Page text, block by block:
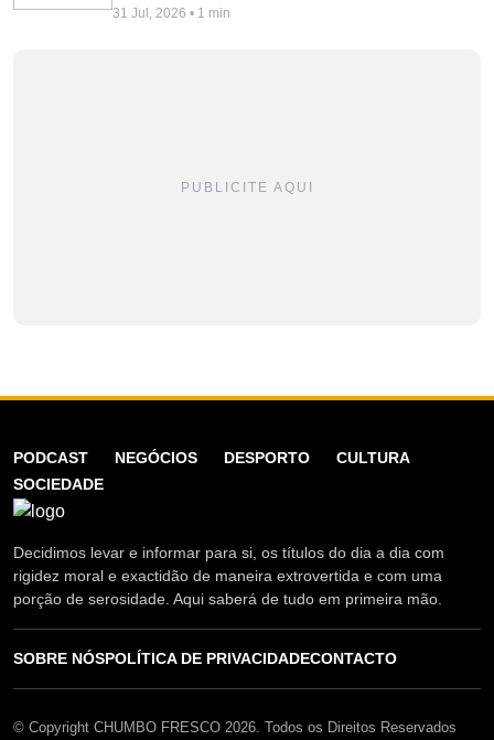
31 Jul, 2026 • 1 min
PUBLICITE AQUI
PODCAST NEGÓCIOS DESPORTO
CULTURA
SOCIEDADE
Decidimos levar e informar para si, os títulos do dia a dia com
rigidez moral e exactidão de maneira extrovertida e com uma
porção de serosidade. Aqui saberá de tudo em primeira mão.
SOBRE NÓSPOLÍTICA DE PRIVACIDADECONTACTO
© Copyright CHUMBO FRESCO 2026. Todos os Direitos Reservados